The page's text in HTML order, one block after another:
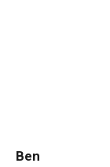
Ben